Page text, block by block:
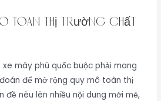
toàn thị trường chất
máy phú quốc buộc phải mang
để mở rộng quy mô toàn thị
đề nêu lên nhiều nội dung mới mẻ,